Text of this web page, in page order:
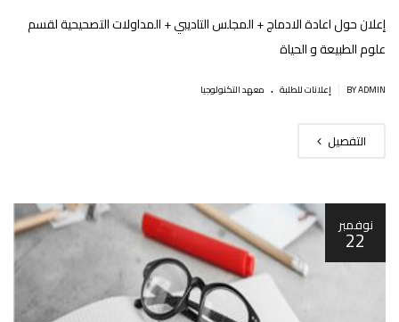
إعلان حول اعادة الادماج + المجلس التاديبي + المداولات التصحيحية لقسم
علوم الطبيعة و الحياة
BY ADMIN إعلانات للطلبة . معهد التكنولوجيا
التفصيل
نوفمبر
22